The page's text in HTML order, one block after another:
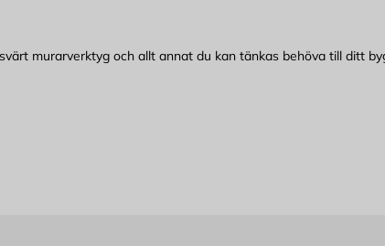
murarverktyg och allt annat du kan tänkas behöva till ditt